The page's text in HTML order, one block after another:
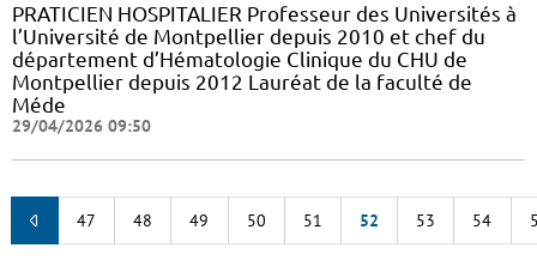
PRATICIEN HOSPITALIER Professeur des Universités à
l’Université de Montpellier depuis 2010 et chef du
département d’Hématologie Clinique du CHU de
Montpellier depuis 2012 Lauréat de la faculté de
Méde
29/04/2026 09:50
47 48 49 50 51 52 53 54